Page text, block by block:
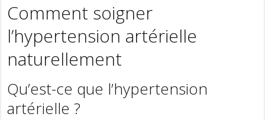
Comment soigner
l’hypertension artérielle
naturellement
Qu’est-ce que l’hypertension
artérielle ?